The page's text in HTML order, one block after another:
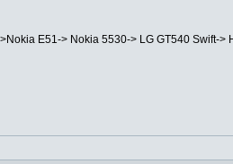
E51-> Nokia 5530-> LG GT540 Swift->